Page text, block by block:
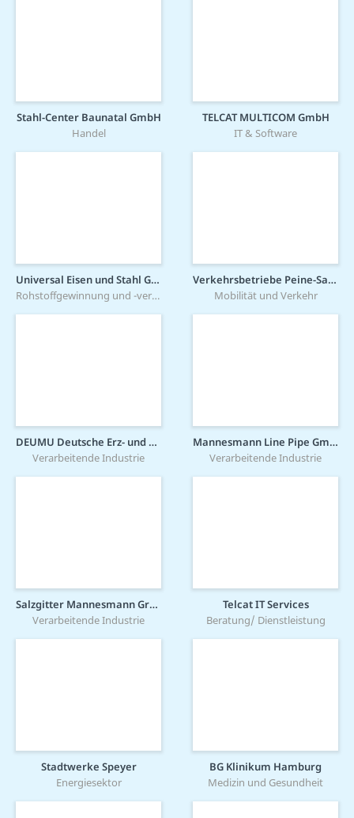
Stahl-Center Baunatal GmbH
Handel
TELCAT MULTICOM GmbH
IT & Software
Universal Eisen und Stahl GmbH
Rohstoffgewinnung und -verarbeitung
Verkehrsbetriebe Peine-Salzgitter GmbH
Mobilität und Verkehr
DEUMU Deutsche Erz- und Metall-Union GmbH
Verarbeitende Industrie
Mannesmann Line Pipe GmbH
Verarbeitende Industrie
Salzgitter Mannesmann Grobblech GmbH
Verarbeitende Industrie
Telcat IT Services
Beratung/ Dienstleistung
Stadtwerke Speyer
Energiesektor
BG Klinikum Hamburg
Medizin und Gesundheit